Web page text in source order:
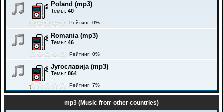
Poland (mp3)
Темы: 40
Рейтинг: 0%
Romania (mp3)
Темы: 46
Рейтинг: 0%
Југославија (mp3)
Темы: 864
Рейтинг: 7%
mp3 (Music from other countries)